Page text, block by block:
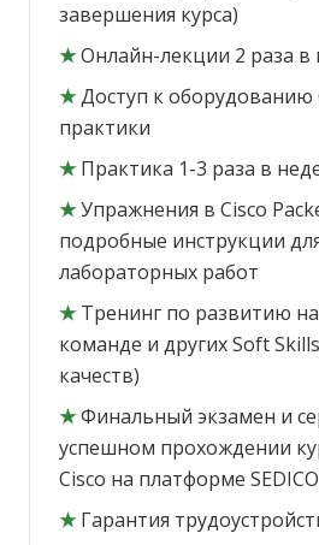
завершения курса)
★Онлайн-лекции 2 раза в
★Доступ к оборудованию
практики
★ Практика 1-3 раза в
★Упражнения в Cisco
подробные инструкции
лабораторных работ
★ Тренинг по развитию
команде и других Soft
качеств)
★Финальный экзамен и
успешном прохождении
Cisco на платформе
★ Гарантия